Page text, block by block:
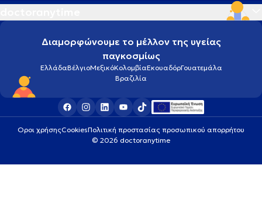
Διαμορφώνουμε το μέλλον της υγείας
παγκοσμίως
ΕλλάδαΒέλγιοΜεξικόΚολομβίαΕκουαδόρΓουατεμάλα
Βραζιλία
Οροι χρήσηςCookiesΠολιτική προστασίας προσωπικού απορρήτου
© 2026 doctoranytime